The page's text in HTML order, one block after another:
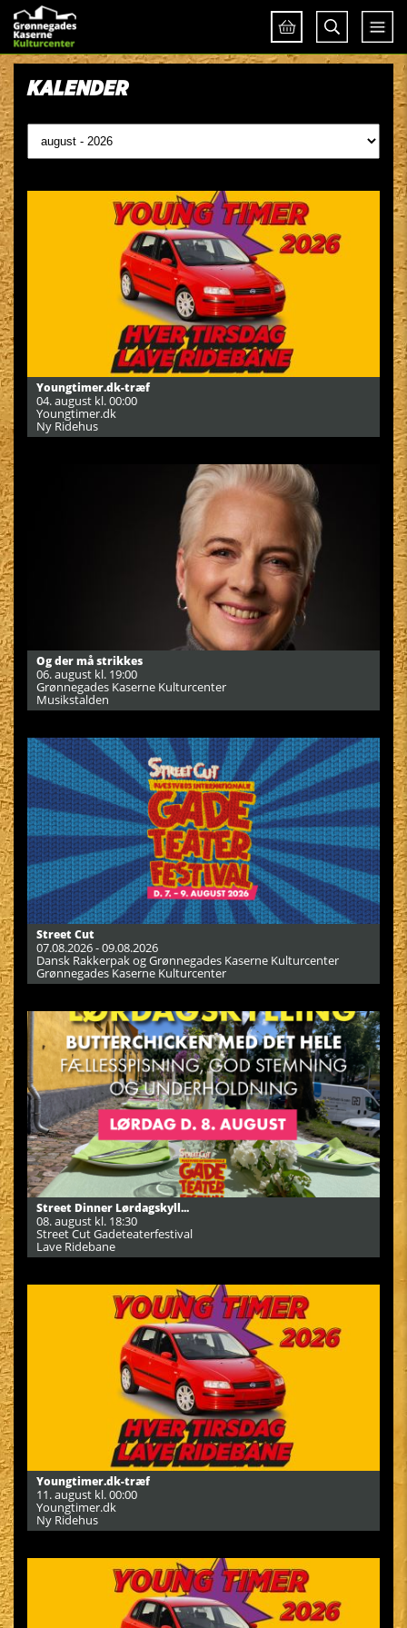
KALENDER
Youngtimer.dk-træf
04. august kl. 00:00
Youngtimer.dk
Ny Ridehus
Og der må strikkes
06. august kl. 19:00
Grønnegades Kaserne Kulturcenter
Musikstalden
Street Cut
07.08.2026 - 09.08.2026
Dansk Rakkerpak og Grønnegades Kaserne Kulturcenter
Grønnegades Kaserne Kulturcenter
Street Dinner Lørdagskyll...
08. august kl. 18:30
Street Cut Gadeteaterfestival
Lave Ridebane
Youngtimer.dk-træf
11. august kl. 00:00
Youngtimer.dk
Ny Ridehus